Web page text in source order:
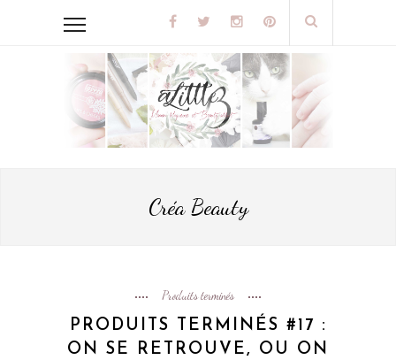
Créa Beauty
Produits terminés
PRODUITS TERMINÉS #17 :
ON SE RETROUVE, OU ON